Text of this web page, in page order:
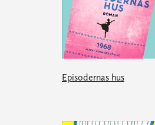
Episodernas hus